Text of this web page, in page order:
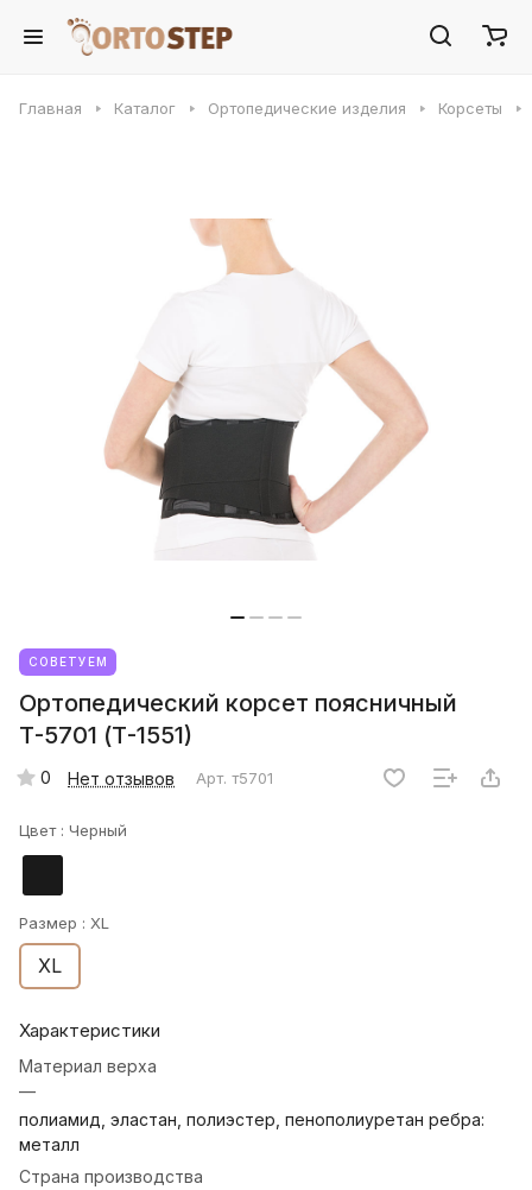
Главная Каталог Ортопедические изделия Корсеты
СОВЕТУЕМ
Ортопедический корсет поясничный
Т-5701 (Т-1551)
0 Нет отзывов Арт. т5701
Цвет : Черный
Размер : XL
XL
Характеристики
Материал верха
—
полиамид, эластан, полиэстер, пенополиуретан ребра:
металл
Страна производства